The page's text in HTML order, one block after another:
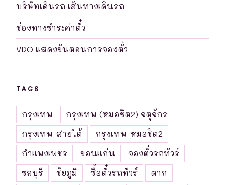
บริษัทเดินรถ เส้นทางเดินรถ
ช่องทางชำระค่าตั๋ว
VDO แสดงขันตอนการจองตั๋ว
TAGS
กรุงเทพ
กรุงเทพ (หมอชิต2) จตุจักร
กรุงเทพ-สายใต้
กรุงเทพ-หมอชิต2
กำแพงเพชร
ขอนแก่น
จองตั๋วรถทัวร์
ชลบุรี
ชัยภูมิ ซื้อตั๋วรถทัวร์
ตาก